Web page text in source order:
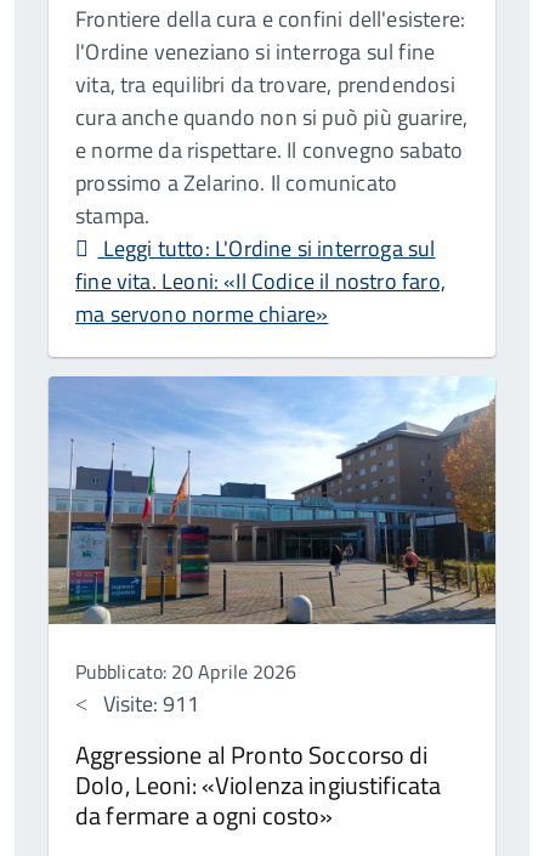
Frontiere della cura e confini dell'esistere:
l'Ordine veneziano si interroga sul fine
vita, tra equilibri da trovare, prendendosi
cura anche quando non si può più guarire,
e norme da rispettare. Il convegno sabato
prossimo a Zelarino. Il comunicato
stampa.
Leggi tutto: L'Ordine si interroga sul
fine vita. Leoni: «Il Codice il nostro faro,
ma servono norme chiare»
Pubblicato: 20 Aprile 2026
Visite: 911
Aggressione al Pronto Soccorso di
Dolo, Leoni: «Violenza ingiustificata
da fermare a ogni costo»